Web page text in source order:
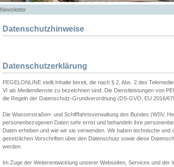
Newsletter
Datenschutzhinweise
Datenschutzerklärung
PEGELONLINE stellt Inhalte bereit, die nach § 2, Abs. 2 des
VI als Mediendienste zu bezeichnen sind. Die Dienstleistungen von
die Regeln der Datenschutz-Grundverordnung (DS-GVO, EU 2016/
Die Wasserstraßen- und Schifffahrtsverwaltung des Bundes (WSV,
personenbezogenen Daten sehr ernst und behandeln ihre
Daten erheben und wie wir sie verwenden. Wir haben technische
gesetzlichen Vorschriften über den Datenschutz sowie diese
werden.
Im Zuge der Weiterentwicklung unserer Webseiten, Services und